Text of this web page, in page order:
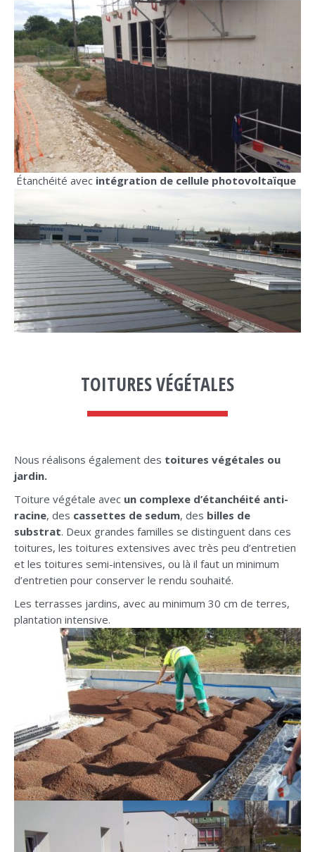
Étanchéité avec intégration de cellule photovoltaïque
TOITURES VÉGÉTALES
Nous réalisons également des toitures végétales ou
jardin.
Toiture végétale avec un complexe d’étanchéité anti-
racine, des cassettes de sedum, des billes de
substrat. Deux grandes familles se distinguent dans ces
toitures, les toitures extensives avec très peu d’entretien
et les toitures semi-intensives, ou là il faut un minimum
d’entretien pour conserver le rendu souhaité.
Les terrasses jardins, avec au minimum 30 cm de terres,
plantation intensive.